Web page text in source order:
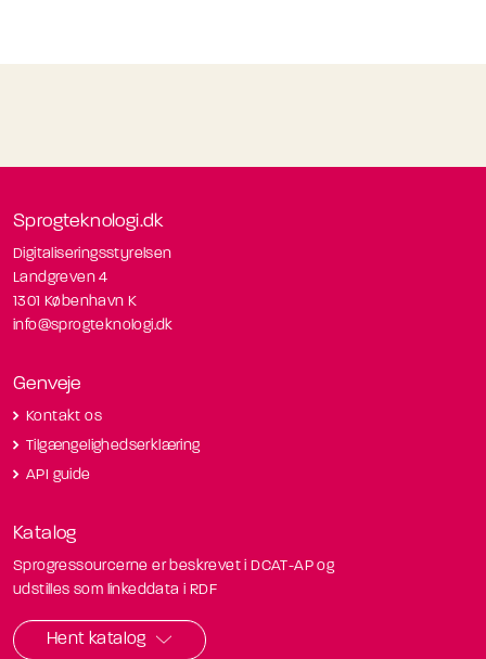
Sprogteknologi.dk
Digitaliseringsstyrelsen
Landgreven 4
1301 København K
info@sprogteknologi.dk
Genveje
Kontakt os
Tilgængelighedserklæring
API guide
Katalog
Sprogressourcerne er beskrevet i DCAT-AP og
udstilles som linkeddata i RDF
Hent katalog